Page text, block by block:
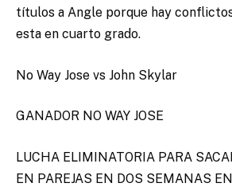
títulos a Angle porque hay
esta en cuarto grado.
No Way Jose vs John Skylar
GANADOR NO WAY JOSE
LUCHA ELIMINATORIA PARA
EN PAREJAS EN DOS SEMANAS